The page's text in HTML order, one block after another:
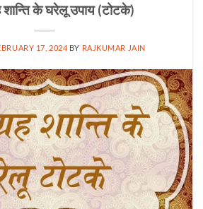
के घरेलू उपाय (टोटके)
17, 2024 BY RAJKUMAR JAIN